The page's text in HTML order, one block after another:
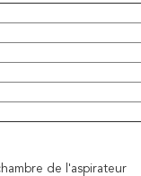
de l'aspirateur